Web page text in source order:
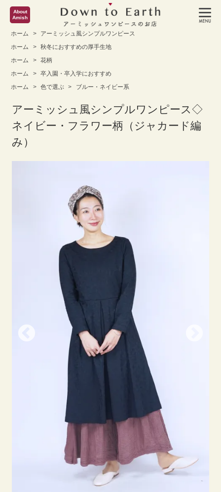
About
Amish
ホーム >
アーミッシュ風シンプルワンピース
ホーム
> 秋冬におすすめの厚手生地
ホーム
> 花柄
ホーム
> 卒入園・卒入学におすすめ
ホーム
> 色で選ぶ > ブルー・ネイビー系
アーミッシュ風シンプルワンピース◇
ネイビー・フラワー柄（ジャカード編
み）